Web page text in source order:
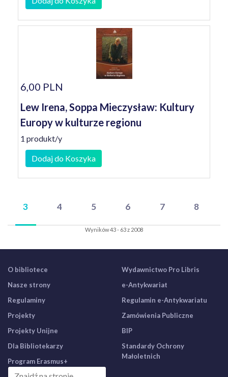
6,00 PLN
Lew Irena, Soppa Mieczysław: Kultury
Europy w kulturze regionu
1 produkt/y
Dodaj do Koszyka
3 4 5 6 7 8
Wyników 43 - 63 z 2008
O bibliotece
Nasze strony
Regulaminy
Projekty
Projekty Unijne
Dla Bibliotekarzy
Program Erasmus+
Wydawnictwo Pro Libris
e-Antykwariat
Regulamin e-Antykwariatu
Zamówienia Publiczne
BIP
Standardy Ochrony
Małoletnich